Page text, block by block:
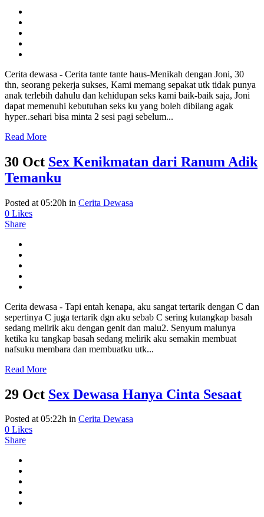
Cerita dewasa - Cerita tante tante haus-Menikah dengan Joni, 30
thn, seorang pekerja sukses, Kami memang sepakat utk tidak punya
anak terlebih dahulu dan kehidupan seks kami baik-baik saja, Joni
dapat memenuhi kebutuhan seks ku yang boleh dibilang agak
hyper..sehari bisa minta 2 sesi pagi sebelum...
Read More
30 Oct Sex Kenikmatan dari Ranum Adik
Temanku
Posted at 05:20h in Cerita Dewasa
0 Likes
Share
Cerita dewasa - Tapi entah kenapa, aku sangat tertarik dengan C dan
sepertinya C juga tertarik dgn aku sebab C sering kutangkap basah
sedang melirik aku dengan genit dan malu2. Senyum malunya
ketika ku tangkap basah sedang melirik aku semakin membuat
nafsuku membara dan membuatku utk...
Read More
29 Oct Sex Dewasa Hanya Cinta Sesaat
Posted at 05:22h in Cerita Dewasa
0 Likes
Share